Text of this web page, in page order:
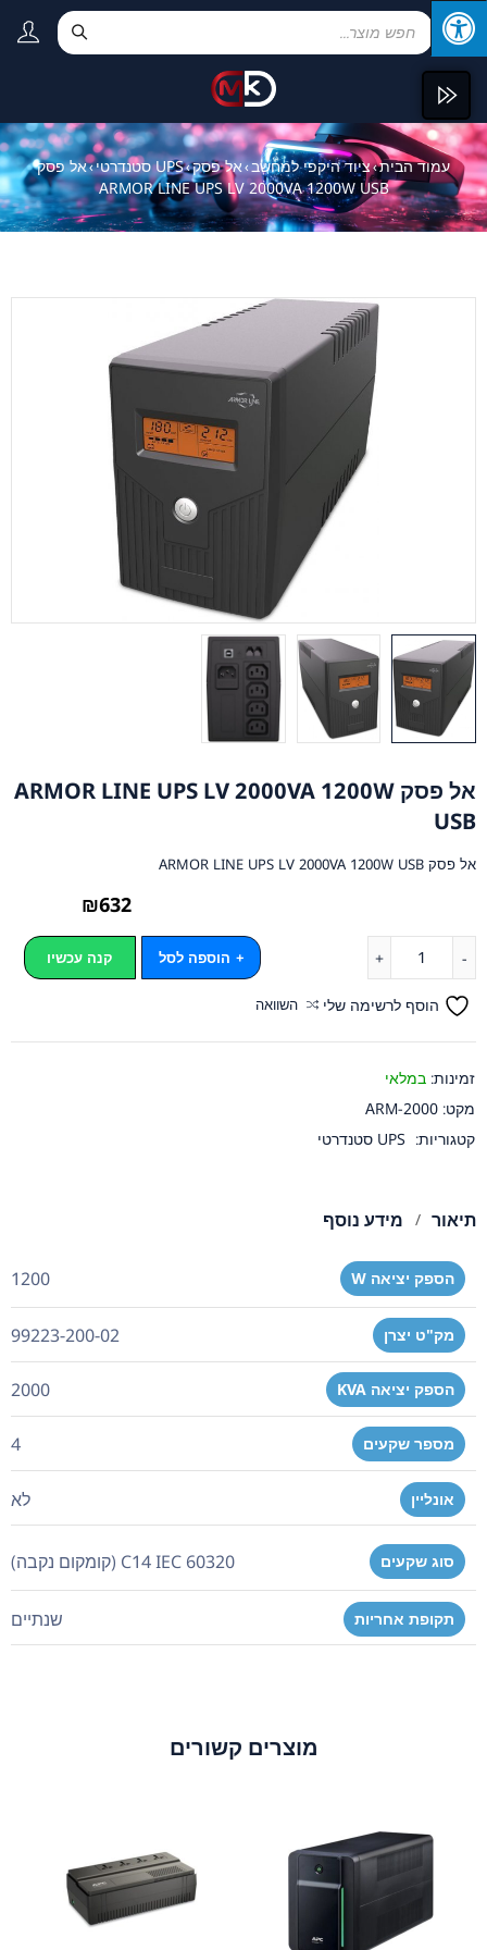
עמוד הבית›ציוד היקפי למחשב›אל פסק›UPS סטנדרטי ›אל פסק
ARMOR LINE UPS LV 2000VA 1200W USB
אל פסק ARMOR LINE UPS LV 2000VA 1200W
USB
אל פסק ARMOR LINE UPS LV 2000VA 1200W USB
₪632
הוספה לסל קנה עכשיו
הוסף לרשימה שלי השוואה
זמינות: במלאי
מקט: ARM-2000
קטגוריות: UPS סטנדרטי
תיאור מידע נוסף
הספק יציאה W 1200
מק"ט יצרן 99223-200-02
הספק יציאה KVA 2000
מספר שקעים 4
אונליין לא
סוג שקעים C14 IEC 60320 (קומקום נקבה)
תקופת אחריות שנתיים
מוצרים קשורים